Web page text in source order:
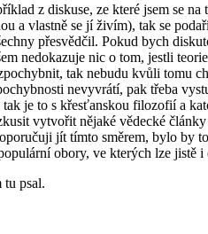
z diskuse, ze které jsem se
a vlastně se jí živím), tak se
přesvědčil. Pokud bych
nedokazuje nic o tom, jestli
tak nebudu kvůli tomu
nevyvrátí, pak třeba
je to s křesťanskou filozofií a
vytvořit nějaké vědecké
jít tímto směrem, bylo
obory, ve kterých lze jistě
tu psal.